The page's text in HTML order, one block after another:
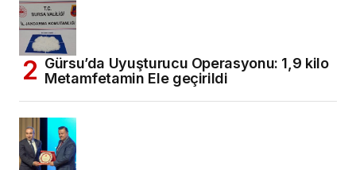
Gürsu’da Uyuşturucu Operasyonu: 1,9 kilo
Metamfetamin Ele geçirildi